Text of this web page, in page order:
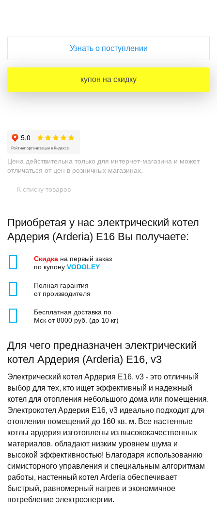
Узнать о поступлении
купон на скидку
Цена действительна только для интернет-магазина и может
отличаться от цен в розничных магазинах.
К списку товаров
Приобретая у нас электрический котел
Ардерия (Arderia) E16 Вы получаете:
Скидка на первый заказ
по купону VODOLEY
Полная гарантия
от производителя
Бесплатная доставка по
Мск от 8000 руб. (до 10 кг)
Для чего предназначен электрический
котел Ардерия (Arderia) Е16, v3
Электрический котел Ардерия Е16, v3 - это отличный
выбор для тех, кто ищет эффективный и надежный
котел для отопления небольшого дома или помещения.
Электрокотел Ардерия Е16, v3 идеально подходит для
отопления помещений до 160 кв. м. Все настенные
котлы ардерия изготовлены из высококачественных
материалов, обладают низким уровнем шума и
высокой эффективностью! Благодаря использованию
симисторного управления и специальным алгоритмам
работы, настенный котел Arderia обеспечивает
быстрый, равномерный нагрев и экономичное
потребление электроэнергии.